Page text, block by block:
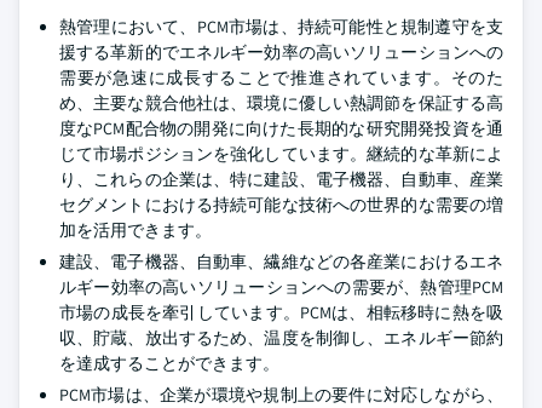
熱管理において、PCM市場は、持続可能性と規制遵守を支
援する革新的でエネルギー効率の高いソリューションへの
需要が急速に成長することで推進されています。そのた
め、主要な競合他社は、環境に優しい熱調節を保証する高
度なPCM配合物の開発に向けた長期的な研究開発投資を通
じて市場ポジションを強化しています。継続的な革新によ
り、これらの企業は、特に建設、電子機器、自動車、産業
セグメントにおける持続可能な技術への世界的な需要の増
加を活用できます。
建設、電子機器、自動車、繊維などの各産業におけるエネ
ルギー効率の高いソリューションへの需要が、熱管理PCM
市場の成長を牽引しています。PCMは、相転移時に熱を吸
収、貯蔵、放出するため、温度を制御し、エネルギー節約
を達成することができます。
PCM市場は、企業が環境や規制上の要件に対応しながら、